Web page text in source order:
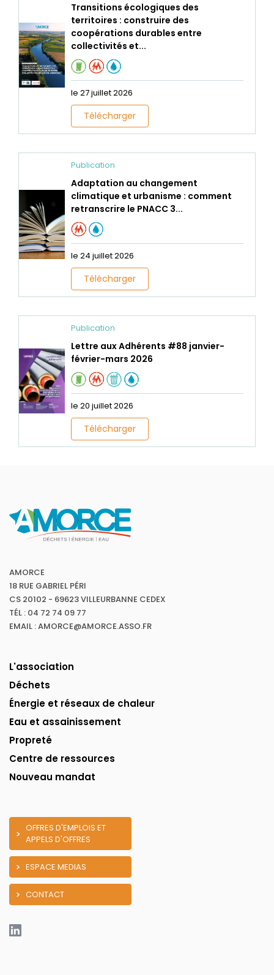
Transitions écologiques des
territoires : construire des
coopérations durables entre
collectivités et...
le 27 juillet 2026
Télécharger
Publication
Adaptation au changement
climatique et urbanisme : comment
retranscrire le PNACC 3...
le 24 juillet 2026
Télécharger
Publication
Lettre aux Adhérents #88 janvier-
février-mars 2026
le 20 juillet 2026
Télécharger
AMORCE
18 RUE GABRIEL PÉRI
CS 20102 - 69623 VILLEURBANNE CEDEX
TÉL : 04 72 74 09 77
EMAIL : AMORCE@AMORCE.ASSO.FR
L'association
Déchets
Énergie et réseaux de chaleur
Eau et assainissement
Propreté
Centre de ressources
Nouveau mandat
OFFRES D'EMPLOIS ET
APPELS D'OFFRES
ESPACE MEDIAS
CONTACT